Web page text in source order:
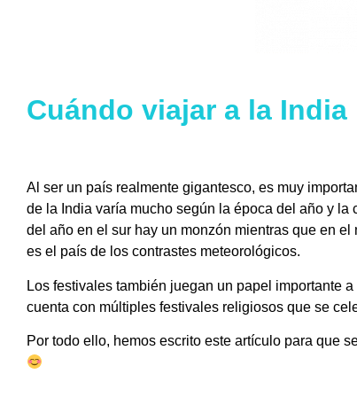
Cuándo viajar a la India
Al ser un país realmente gigantesco, es muy
de la India varía mucho según la época del año y
del año en el sur hay un monzón mientras que en
es el país de los contrastes meteorológicos.
Los festivales también juegan un papel importante
cuenta con múltiples festivales religiosos que se
Por todo ello, hemos escrito este artículo para que